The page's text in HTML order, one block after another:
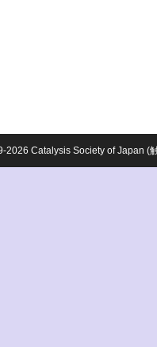
2026 Catalysis Society of Japan (